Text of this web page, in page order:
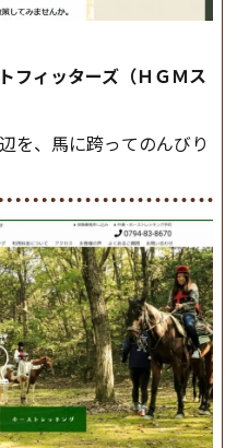
フィッターズ（ＨＧＭス
を、馬に跨ってのんびり